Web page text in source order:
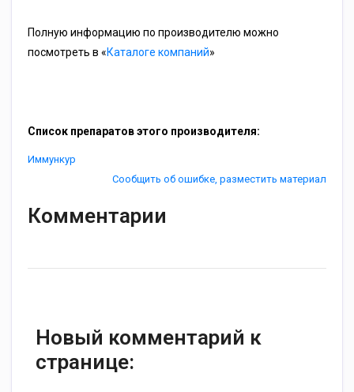
Полную информацию по производителю можно
посмотреть в «Каталоге компаний»
Список препаратов этого производителя:
Иммункур
Сообщить об ошибке, разместить материал
Комментарии
Новый комментарий к
странице: